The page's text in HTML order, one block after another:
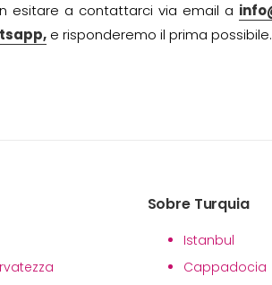
esitare a contattarci via email a
e risponderemo il prima possibile.
Sobre Turquia
Istanbul
Cappadocia